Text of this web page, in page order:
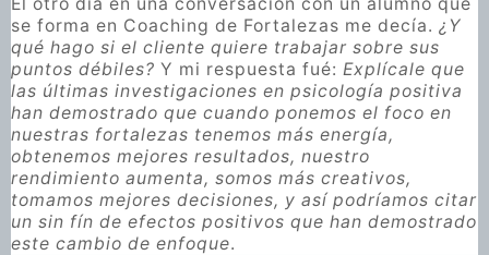
se forma en Coaching de Fortalezas me decía. ¿Y
qué hago si el cliente quiere trabajar sobre sus
puntos débiles? Y mi respuesta fué: Explícale que
las últimas investigaciones en psicología positiva
han demostrado que cuando ponemos el foco en
nuestras fortalezas tenemos más energía,
obtenemos mejores resultados, nuestro
rendimiento aumenta, somos más creativos,
tomamos mejores decisiones, y así podríamos citar
un sin fín de efectos positivos que han demostrado
este cambio de enfoque.